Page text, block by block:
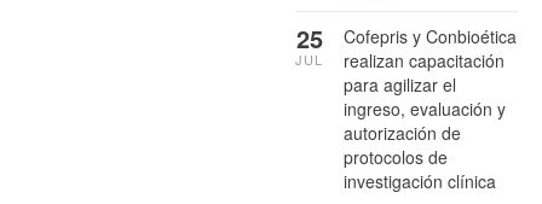
Cofepris y Conbioética
realizan capacitación
para agilizar el
ingreso, evaluación y
autorización de
protocolos de
investigación clínica
25
JUL